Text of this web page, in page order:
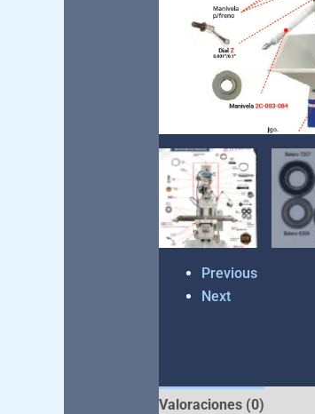
Previous
Next
Valoraciones (0)